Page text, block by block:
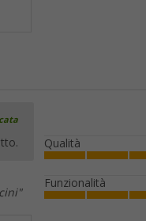
Qualità
Funzionalità